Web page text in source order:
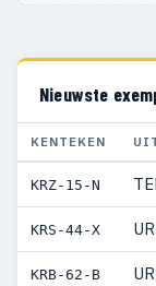
Nieuwste
KENTEKEN
KRZ-15-N
KRS-44-X
KRB-62-B